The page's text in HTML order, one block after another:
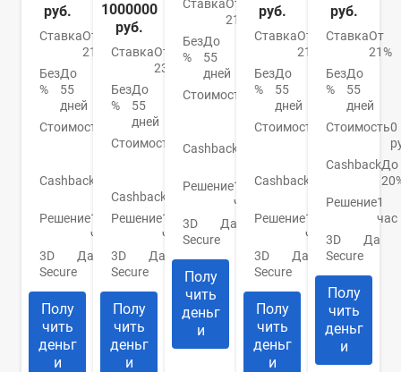
руб.
СтавкаОт
21%
Без
%
До
55
дней
Стоимость
Cashback
10%
Решение1
час
3D
Secure
Да
Полу
чить
деньг
и
1000000
руб.
СтавкаОт
23,9%
Без
%
До
55
дней
Стоимость
От
Cashback
Благотворит.
Решение1
час
3D
Secure
Да
Полу
чить
деньг
и
СтавкаОт
21%
Без
%
До
55
дней
Стоимость
300
год
Cashback
Решение1
час
3D
Secure
Да
Полу
чить
деньг
и
руб.
СтавкаОт
21%
Без
%
До
55
дней
Стоимость
От
руб.
Cashback
10%
Решение1
час
3D
Secure
Да
Полу
чить
деньг
и
руб.
СтавкаОт
21%
Без
%
До
55
дней
Стоимость0
CashbackДо
Решение1
час
3D
Secure
Да
Полу
чить
деньг
и